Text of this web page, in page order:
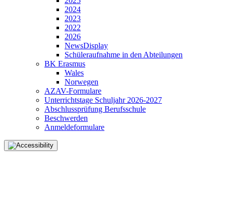
2024
2023
2022
2026
NewsDisplay
Schüleraufnahme in den Abteilungen
BK Erasmus
Wales
Norwegen
AZAV-Formulare
Unterrichtstage Schuljahr 2026-2027
Abschlussprüfung Berufsschule
Beschwerden
Anmeldeformulare